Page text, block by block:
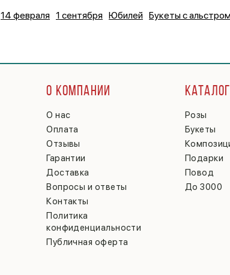
14 февраля 1 сентября Юбилей Букеты с
О КОМПАНИИ
О нас
Оплата
Отзывы
Гарантии
Доставка
Вопросы и ответы
Контакты
Политика
конфиденциальности
Публичная оферта
КАТАЛОГ
Розы
Букеты
Подарки
Повод
До 3000